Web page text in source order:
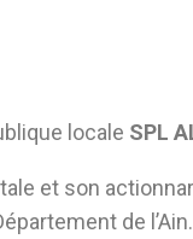
locale SPL
et son
de